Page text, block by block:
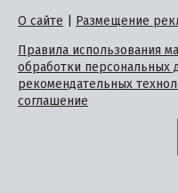
О сайте
Размещение
Правила использования
обработки персональных
рекомендательных
соглашение